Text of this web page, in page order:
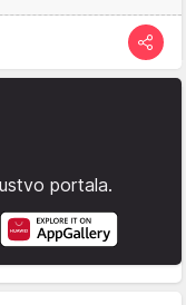
portala.